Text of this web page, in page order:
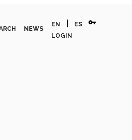
NEWS
EN ES vpn_key
LOGIN